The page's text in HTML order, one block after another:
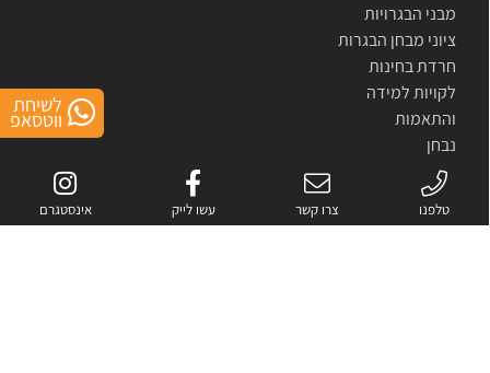
לשיחת
ווטסאפ
טלפנו צרו קשר עשו לייק אינסטגרם
מבני הבגרויות
ציוני מבחן הבגרות
חרדת בחינות
לקויות למידה
והתאמות
נבחן
אינטרני/אקסטרני